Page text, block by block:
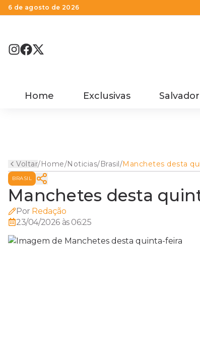
6 de agosto de 2026
Home Exclusivas Salvador
Voltar/Home/Noticias/Brasil/Manchetes desta
BRASIL
Manchetes desta
Por Redação
23/04/2026 às 06:25